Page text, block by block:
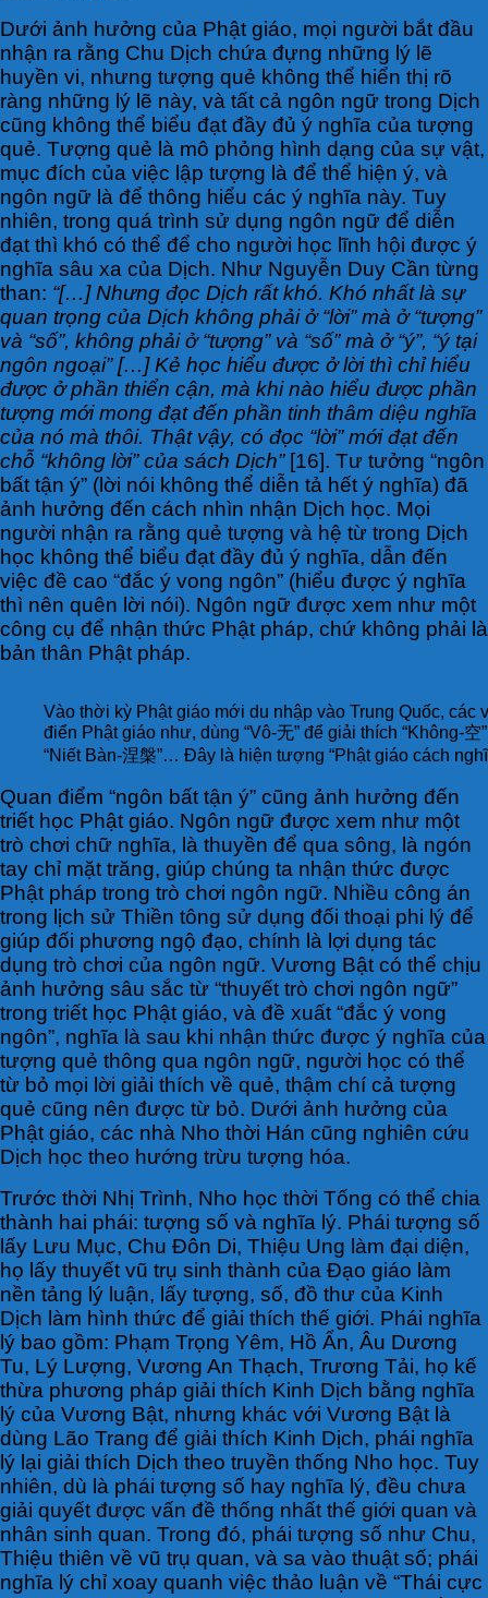
Dưới ảnh hưởng của Phật giáo, mọi người bắt đầu
nhận ra rằng Chu Dịch chứa đựng những lý lẽ
huyền vi, nhưng tượng quẻ không thể hiển thị rõ
ràng những lý lẽ này, và tất cả ngôn ngữ trong Dịch
cũng không thể biểu đạt đầy đủ ý nghĩa của tượng
quẻ. Tượng quẻ là mô phỏng hình dạng của sự vật,
mục đích của việc lập tượng là để thể hiện ý, và
ngôn ngữ là để thông hiểu các ý nghĩa này. Tuy
nhiên, trong quá trình sử dụng ngôn ngữ để diễn
đạt thì khó có thể để cho người học lĩnh hội được ý
nghĩa sâu xa của Dịch. Như Nguyễn Duy Cần từng
than: “[…] Nhưng đọc Dịch rất khó. Khó nhất là sự
quan trọng của Dịch không phải ở “lời” mà ở “tượng”
và “số”, không phải ở “tượng” và “số” mà ở “ý”, “ý tại
ngôn ngoại” […] Kẻ học hiểu được ở lời thì chỉ hiểu
được ở phần thiển cận, mà khi nào hiểu được phần
tượng mới mong đạt đến phần tinh thâm diệu nghĩa
của nó mà thôi. Thật vậy, có đọc “lời” mới đạt đến
chỗ “không lời” của sách Dịch”[16]. Tư tưởng “ngôn
bất tận ý” (lời nói không thể diễn tả hết ý nghĩa) đã
ảnh hưởng đến cách nhìn nhận Dịch học. Mọi
người nhận ra rằng quẻ tượng và hệ từ trong Dịch
học không thể biểu đạt đầy đủ ý nghĩa, dẫn đến
việc đề cao “đắc ý vong ngôn” (hiểu được ý nghĩa
thì nên quên lời nói). Ngôn ngữ được xem như một
công cụ để nhận thức Phật pháp, chứ không phải là
bản thân Phật pháp.
Vào thời kỳ Phật giáo mới du nhập vào Trung Quốc,
điển Phật giáo như, dùng “Vô-无” để giải thích “Không-空
“Niết Bàn-涅槃”… Đây là hiện tượng “Phật giáo cách
Quan điểm “ngôn bất tận ý” cũng ảnh hưởng đến
triết học Phật giáo. Ngôn ngữ được xem như một
trò chơi chữ nghĩa, là thuyền để qua sông, là ngón
tay chỉ mặt trăng, giúp chúng ta nhận thức được
Phật pháp trong trò chơi ngôn ngữ. Nhiều công án
trong lịch sử Thiền tông sử dụng đối thoại phi lý để
giúp đối phương ngộ đạo, chính là lợi dụng tác
dụng trò chơi của ngôn ngữ. Vương Bật có thể chịu
ảnh hưởng sâu sắc từ “thuyết trò chơi ngôn ngữ”
trong triết học Phật giáo, và đề xuất “đắc ý vong
ngôn”, nghĩa là sau khi nhận thức được ý nghĩa của
tượng quẻ thông qua ngôn ngữ, người học có thể
từ bỏ mọi lời giải thích về quẻ, thậm chí cả tượng
quẻ cũng nên được từ bỏ. Dưới ảnh hưởng của
Phật giáo, các nhà Nho thời Hán cũng nghiên cứu
Dịch học theo hướng trừu tượng hóa.
Trước thời Nhị Trình, Nho học thời Tống có thể chia
thành hai phái: tượng số và nghĩa lý. Phái tượng số
lấy Lưu Mục, Chu Đôn Di, Thiệu Ung làm đại diện,
họ lấy thuyết vũ trụ sinh thành của Đạo giáo làm
nền tảng lý luận, lấy tượng, số, đồ thư của Kinh
Dịch làm hình thức để giải thích thế giới. Phái nghĩa
lý bao gồm: Phạm Trọng Yêm, Hồ Ẩn, Âu Dương
Tu, Lý Lượng, Vương An Thạch, Trương Tải, họ kế
thừa phương pháp giải thích Kinh Dịch bằng nghĩa
lý của Vương Bật, nhưng khác với Vương Bật là
dùng Lão Trang để giải thích Kinh Dịch, phái nghĩa
lý lại giải thích Dịch theo truyền thống Nho học. Tuy
nhiên, dù là phái tượng số hay nghĩa lý, đều chưa
giải quyết được vấn đề thống nhất thế giới quan và
nhân sinh quan. Trong đó, phái tượng số như Chu,
Thiệu thiên về vũ trụ quan, và sa vào thuật số; phái
nghĩa lý chỉ xoay quanh việc thảo luận về “Thái cực